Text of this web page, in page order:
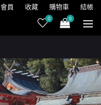
會員 收藏 購物車 結帳
0 0